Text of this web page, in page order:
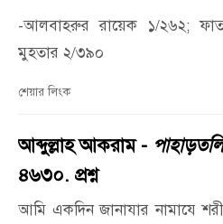
-আলবাহরুর রায়েক ১/২৬২;
মুহতার ২/৩৯০
শেয়ার লিংক
আব্দুল্লাহ আকরাম -
৪৬৩০. প্রশ্ন
আমি একদিন জানাযার নামাযে